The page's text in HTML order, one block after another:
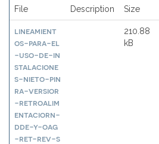
File Description Size
lineamient
os-para-el
-uso-de-in
stalacione
s-nieto-pin
ra-versior
-retroalim
entaciorn-
dde-y-oag
-ret-rev-s
210.88
kB